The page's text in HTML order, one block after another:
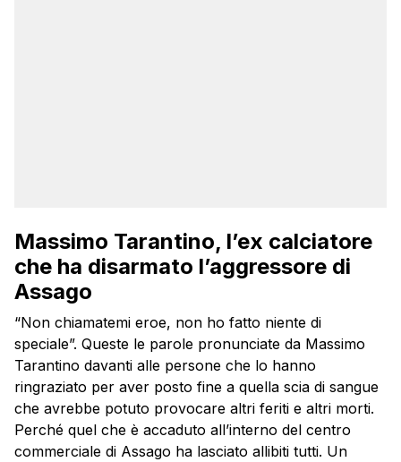
Massimo Tarantino, l’ex calciatore
che ha disarmato l’aggressore di
Assago
“Non chiamatemi eroe, non ho fatto niente di
speciale”. Queste le parole pronunciate da Massimo
Tarantino davanti alle persone che lo hanno
ringraziato per aver posto fine a quella scia di sangue
che avrebbe potuto provocare altri feriti e altri morti.
Perché quel che è accaduto all’interno del centro
commerciale di Assago ha lasciato allibiti tutti. Un